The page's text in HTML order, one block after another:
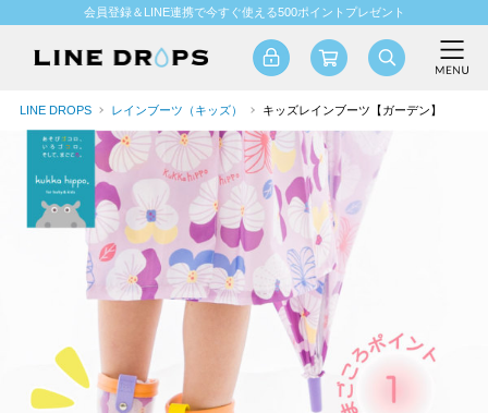
会員登録＆LINE連携で今すぐ使える500ポイントプレゼント
LINE DROPS レインブーツ（キッズ） キッズレインブーツ【ガーデン】